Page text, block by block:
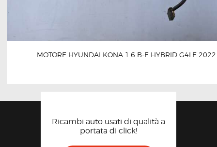
MOTORE HYUNDAI KONA 1.6 B-E HYBRID G4LE
Ricambi auto usati di qualità a
portata di click!